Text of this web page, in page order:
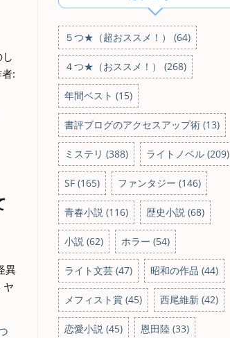
:
異
ヤ
５つ★（超おススメ！） (64)
４つ★（おススメ！） (268)
年間ベスト (15)
書評ブログのアクセスアップ術 (13)
ミステリ (388) ライトノベル (209)
SF (165) ファンタジー (146)
青春小説 (116) 歴史小説 (68)
小説 (62) ホラー (54)
ライト文芸 (47) 昭和の作品 (44)
メフィスト賞 (45) 西尾維新 (42)
恋愛小説 (45) 恩田陸 (33)